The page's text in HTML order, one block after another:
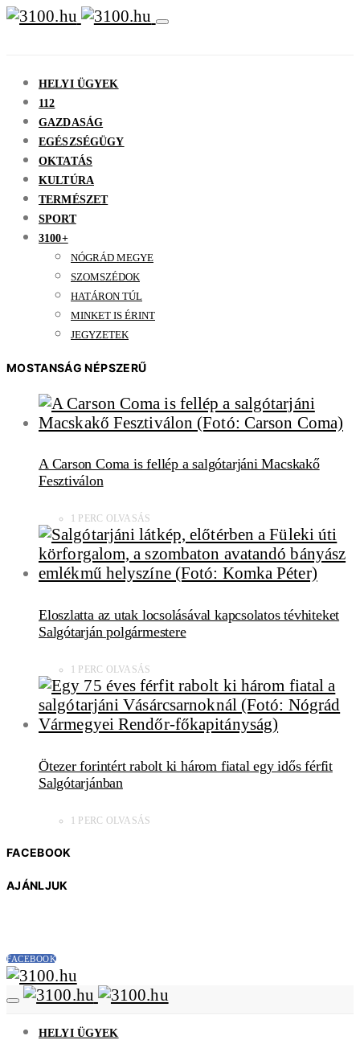
HELYI ÜGYEK
112
GAZDASÁG
EGÉSZSÉGÜGY
OKTATÁS
KULTÚRA
TERMÉSZET
SPORT
3100+
NÓGRÁD MEGYE
SZOMSZÉDOK
HATÁRON TÚL
MINKET IS ÉRINT
JEGYZETEK
MOSTANSÁG NÉPSZERŰ
A Carson Coma is fellép a salgótarjáni Macskakő
Fesztiválon
1 PERC OLVASÁS
Eloszlatta az utak locsolásával kapcsolatos tévhiteket
Salgótarján polgármestere
1 PERC OLVASÁS
Ötezer forintért rabolt ki három fiatal egy idős férfit
Salgótarjánban
1 PERC OLVASÁS
FACEBOOK
AJÁNLJUK
FACEBOOK
HELYI ÜGYEK